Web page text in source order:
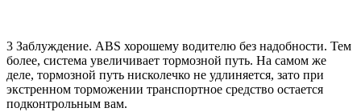
3 Заблуждение. ABS хорошему водителю без надобности. Тем
более, система увеличивает тормозной путь. На самом же
деле, тормозной путь нисколечко не удлиняется, зато при
экстренном торможении транспортное средство остается
подконтрольным вам.